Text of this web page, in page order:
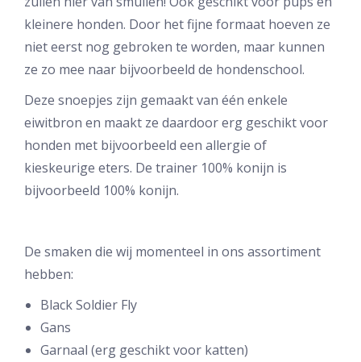
kleinere honden. Door het fijne formaat hoeven ze
niet eerst nog gebroken te worden, maar kunnen
ze zo mee naar bijvoorbeeld de hondenschool.
Deze snoepjes zijn gemaakt van één enkele
eiwitbron en maakt ze daardoor erg geschikt voor
honden met bijvoorbeeld een allergie of
kieskeurige eters. De trainer 100% konijn is
bijvoorbeeld 100% konijn.
De smaken die wij momenteel in ons assortiment
hebben:
Black Soldier Fly
Gans
Garnaal (erg geschikt voor katten)